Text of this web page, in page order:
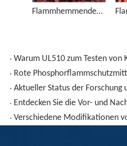
Flammhemmendes Masterbatch FRP-950 mit hoher Konzentration an rotem Phosphor
Verschiedene Modifikationen